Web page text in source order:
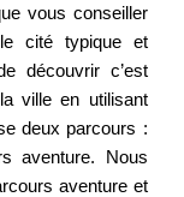
vous conseiller
cité typique et
découvrir c’est
ville en utilisant
deux parcours :
aventure. Nous
aventure et